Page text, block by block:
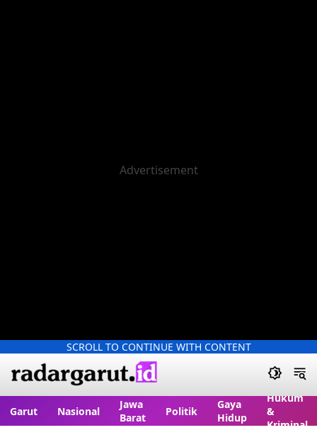
SCROLL TO CONTINUE WITH CONTENT
Garut Nasional
Jawa
Barat
Politik
Gaya
Hidup
Hukum
&
Kriminal